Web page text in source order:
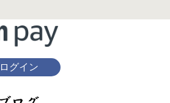
ログイン